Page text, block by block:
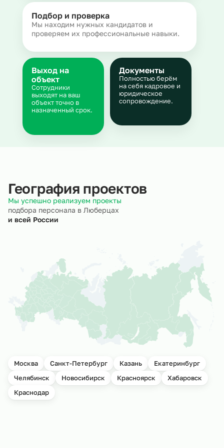
Подбор и проверка
Мы находим нужных кандидатов и
проверяем их профессиональные навыки.
Документы
Полностью берём
на себя кадровое и
юридическое
сопровождение.
Выход на
объект
Сотрудники
выходят на ваш
объект точно в
назначенный срок.
География проектов
Мы успешно реализуем проекты
подбора персонала в Люберцах
и всей России
Москва Санкт-Петербург Казань
Екатеринбург
Челябинск
Новосибирск Красноярск
Хабаровск
Краснодар